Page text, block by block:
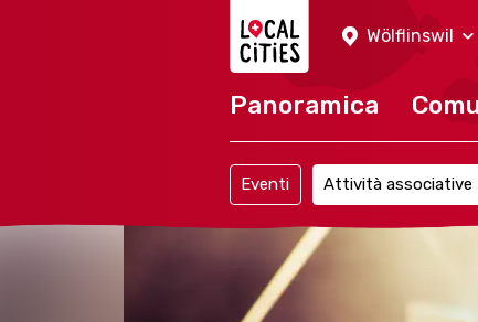
Wölflinswil
Panoramica
Eventi Attività associative